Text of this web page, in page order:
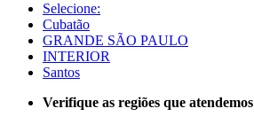
Selecione:
Cubatão
GRANDE SÃO PAULO
INTERIOR
Santos
Verifique as regiões que atendemos